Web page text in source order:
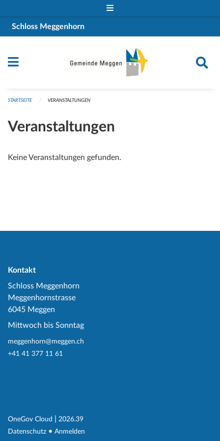
Schloss Meggenhorn
STARTSEITE VERANSTALTUNGEN
Veranstaltungen
Keine Veranstaltungen gefunden.
Kontakt
Schloss Meggenhorn
Meggenhornstrasse
6045 Meggen
Mittwoch bis Sonntag
meggenhorn@meggen.ch
+41 41 377 11 61
OneGov Cloud (External Link)
2026.39
Datenschutz (External Link)
Anmelden